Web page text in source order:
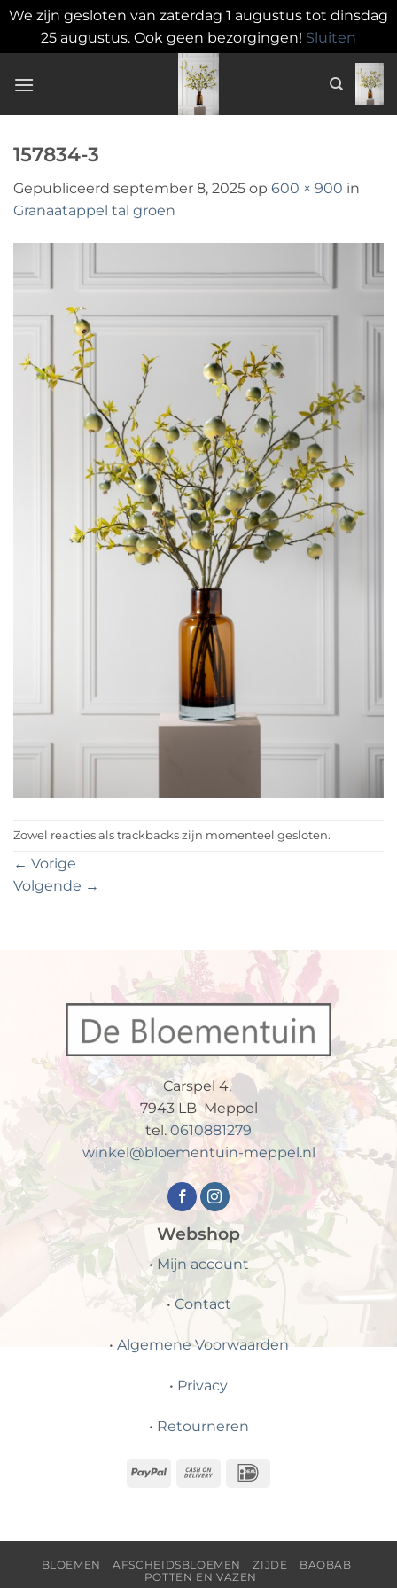
We zijn gesloten van zaterdag 1 augustus tot dinsdag
25 augustus. Ook geen bezorgingen! Sluiten
naar
157834-3
Gepubliceerd september 8, 2025 op 600 × 900 in
Granaatappel tal groen
Zowel reacties als trackbacks zijn momenteel gesloten.
← Vorige
Volgende →
Carspel 4,
7943 LB Meppel
tel. 0610881279
winkel@bloementuin-meppel.nl
Webshop
• Mijn account
•Contact
• Algemene Voorwaarden
• Privacy
• Retourneren
PayPal
Cash
BLOEMEN AFSCHEIDSBLOEMEN ZIJDE
BAOBAB
POTTEN EN VAZEN